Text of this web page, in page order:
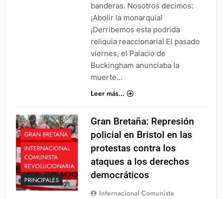
banderas. Nosotros decimos:
¡Abolir la monarquía!
¡Derribemos esta podrida
reliquia reaccionaria! El pasado
viernes, el Palacio de
Buckingham anunciaba la
muerte…
Leer más...
GRAN BRETAÑA
INTERNACIONAL
COMUNISTA
REVOLUCIONARIA
PRINCIPALES
Gran Bretaña: Represión
policial en Bristol en las
protestas contra los
ataques a los derechos
democráticos
Internacional Comunista